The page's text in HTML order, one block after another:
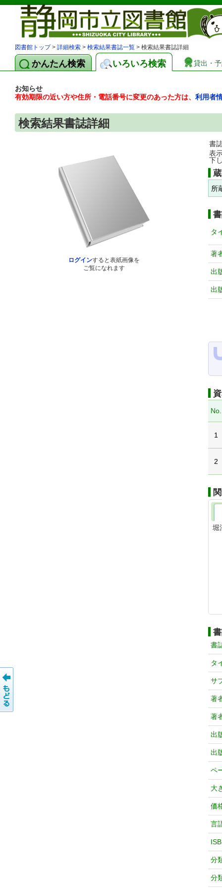
図書館トップ> 詳細検索 > 検索結果書誌一覧 > 検索結果書誌詳細
かんたん検索 いろいろ検索 貸出・
お知らせ
有効期限の近い方や住所・電話番号に変更のあった方は、 利用者
検索結果書誌詳細
ログインすると表紙画像を
ご覧になれます
書
表
下
所
タ
著
出
出
No.
1
2
堀
書
タ
サ
著
著
出
出
ペ
大
価
言
分
分